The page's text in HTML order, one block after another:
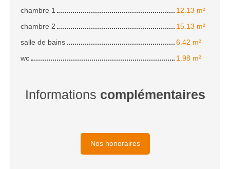
chambre 1
12.13 m²
chambre 2
15.13 m²
salle de bains
6.42 m²
wc
1.98 m²
Informations complémentaires
Nos honoraires